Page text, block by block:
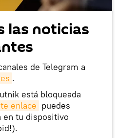
las noticias
de Telegram a
.
está bloqueada
enlace puedes
en tu dispositivo